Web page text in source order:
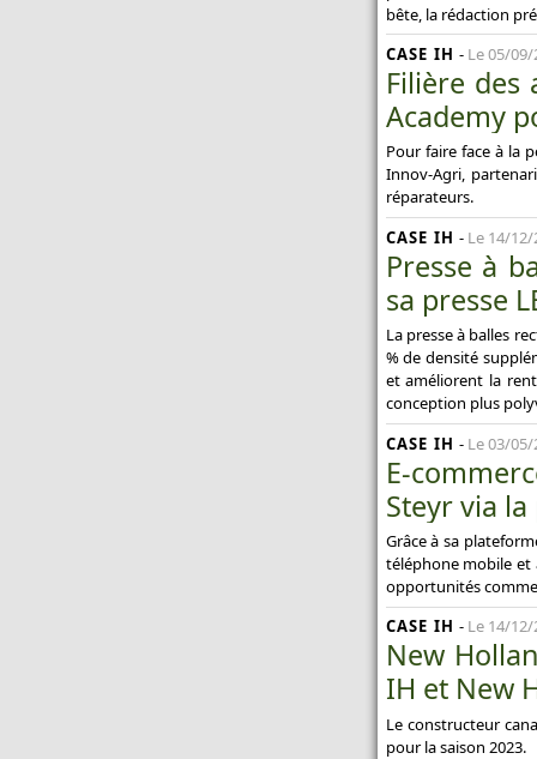
bête, la rédaction
CASE IH - Le 05/09/
Filière des
Academy
Pour faire face à la
Innov-Agri,
réparateurs.
CASE IH - Le 14/12/
Presse à
sa presse
La presse à balles
% de densité
et améliorent la
conception plus
CASE IH - Le 03/05/
E-
Steyr via
Grâce à sa
téléphone mobile et
opportunités
CASE IH - Le 14/12/
New
IH et New
Le constructeur
pour la saison 2023.